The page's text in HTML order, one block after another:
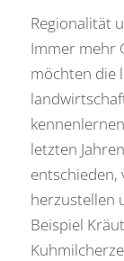
Regionalität
Immer mehr
möchten die
letzten
entschieden,
herzustellen
Beispiel